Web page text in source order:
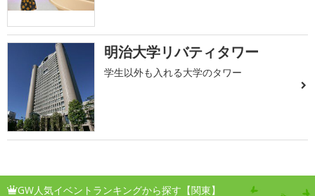
明治大学リバティタワー
学生以外も入れる大学のタワー
GW人気イベントランキングから探す【関東】